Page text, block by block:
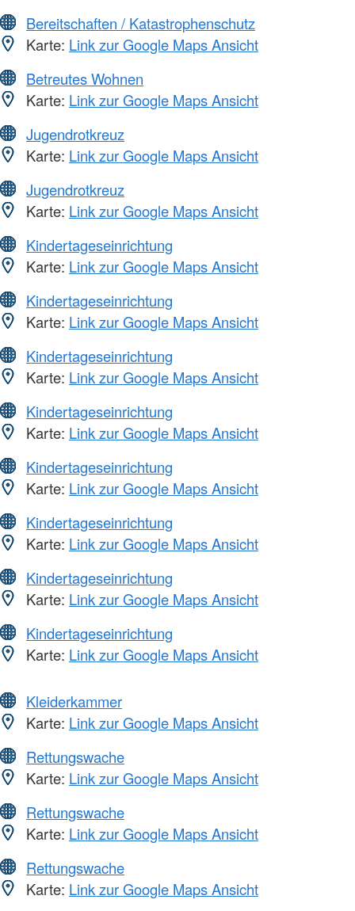
Bereitschaften / Katastrophenschutz
Karte: Link zur Google Maps Ansicht
Betreutes Wohnen
Karte: Link zur Google Maps Ansicht
Jugendrotkreuz
Karte: Link zur Google Maps Ansicht
Jugendrotkreuz
Karte: Link zur Google Maps Ansicht
Kindertageseinrichtung
Karte: Link zur Google Maps Ansicht
Kindertageseinrichtung
Karte: Link zur Google Maps Ansicht
Kindertageseinrichtung
Karte: Link zur Google Maps Ansicht
Kindertageseinrichtung
Karte: Link zur Google Maps Ansicht
Kindertageseinrichtung
Karte: Link zur Google Maps Ansicht
Kindertageseinrichtung
Karte: Link zur Google Maps Ansicht
Kindertageseinrichtung
Karte: Link zur Google Maps Ansicht
Kindertageseinrichtung
Karte: Link zur Google Maps Ansicht
Kleiderkammer
Karte: Link zur Google Maps Ansicht
Rettungswache
Karte: Link zur Google Maps Ansicht
Rettungswache
Karte: Link zur Google Maps Ansicht
Rettungswache
Karte: Link zur Google Maps Ansicht